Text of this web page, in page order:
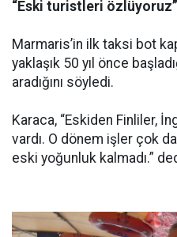
“Eski turistleri özlüyoruz”
Marmaris’in ilk taksi bot
yaklaşık 50 yıl önce
aradığını söyledi.
Karaca, “Eskiden Finliler,
vardı. O dönem işler çok
eski yoğunluk kalmadı.”